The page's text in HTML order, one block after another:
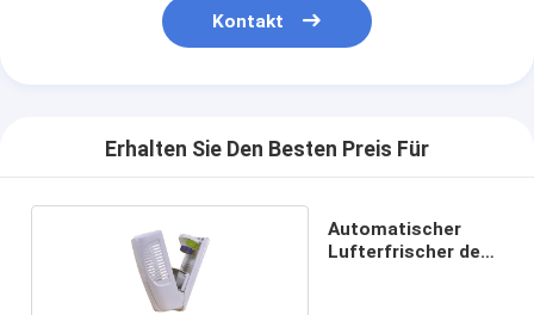
Kontakt
Erhalten Sie Den Besten Preis Für
Automatischer
Lufterfrischer des